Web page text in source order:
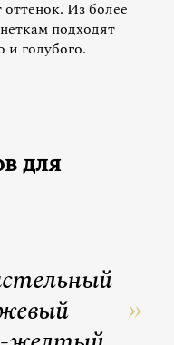
Из более
подходят
и голубого.
для